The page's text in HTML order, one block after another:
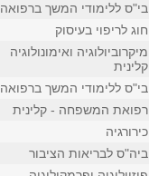
בי"ס ללימודי המשך ברפואה
חוג לריפוי בעיסוק
מיקרוביולוגיה ואימונולוגיה
קלינית
בי"ס ללימודי המשך ברפואה
רפואת המשפחה - קלינית
כירורגיה
ביה"ס לבריאות הציבור